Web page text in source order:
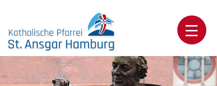
content
Katholische Pfarrei St. Ansgar Hamburg